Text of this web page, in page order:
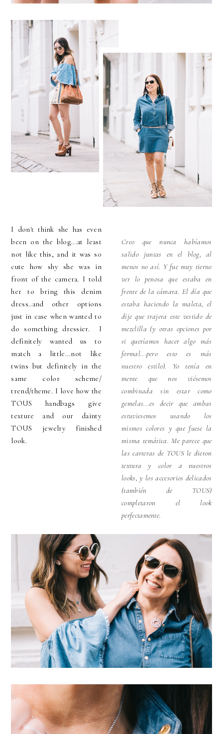
I don't think she has even
been on the blog...at least
not like this, and it was so
cute how shy she was in
front of the camera. I told
her to bring this denim
dress..and other options
just in case when wanted to
do something dressier. I
definitely wanted us to
match a little...not like
twins but definitely in the
same color scheme/
trend/theme. I love how the
TOUS handbags give
texture and our dainty
TOUS jewelry finished
look.
Creo que nunca habíamos
salido juntas en el blog, al
menos no así. Y fue muy tierno
ver lo penosa que estaba en
frente de la cámara. El día que
estaba haciendo la maleta, el
dije que trajera este vestido de
mezclilla (y otras opciones por
si queríamos hacer algo más
formal...pero esto es más
nuestro estilo). Yo tenía en
mente que nos viésemos
combinada sin estar como
gemelas...es decir que ambas
estuviesemos usando los
mismos colores y que fuese la
misma temática. Me parece que
las carteras de TOUS le dieron
textura y color a nuestros
looks, y los accesorios delicados
(también de TOUS)
completaron el look
perfectamente.